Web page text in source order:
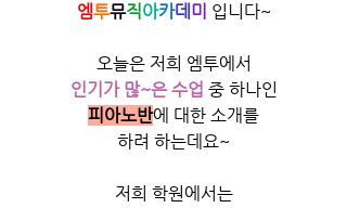
엠투뮤직아카데 미 입니다~​
오늘은 저희 엠투에서
인기가 많~은 수업 중 하나인
피아노반에 대한 소개를
하려 하는데요~
저희 학원에서는